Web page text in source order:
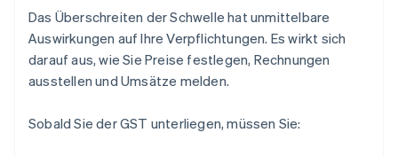
Das Überschreiten der Schwelle hat unmittelbare
Auswirkungen auf Ihre Verpflichtungen. Es wirkt sich
darauf aus, wie Sie Preise festlegen, Rechnungen
ausstellen und Umsätze melden.
Sobald Sie der GST unterliegen, müssen Sie: